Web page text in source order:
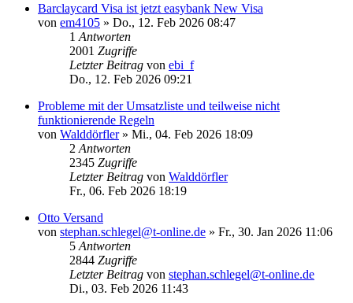
Barclaycard Visa ist jetzt easybank New Visa
von em4105 » Do., 12. Feb 2026 08:47
1 Antworten
2001 Zugriffe
Letzter Beitrag von ebi_f
Do., 12. Feb 2026 09:21
Probleme mit der Umsatzliste und teilweise nicht
funktionierende Regeln
von Walddörfler» Mi., 04. Feb 2026 18:09
2 Antworten
2345 Zugriffe
Letzter Beitrag von Walddörfler
Fr., 06. Feb 2026 18:19
Otto Versand
von stephan.schlegel@t-online.de » Fr., 30. Jan 2026 11:06
5 Antworten
2844 Zugriffe
Letzter Beitrag von stephan.schlegel@t-online.de
Di., 03. Feb 2026 11:43